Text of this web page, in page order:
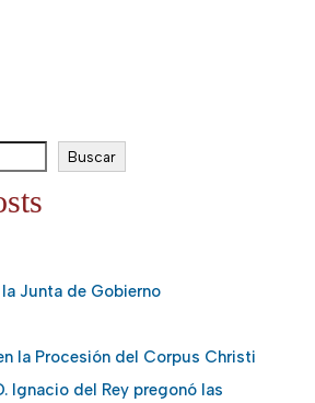
Buscar
Junta de Gobierno
la Procesión del Corpus Christi
Ignacio del Rey pregonó las